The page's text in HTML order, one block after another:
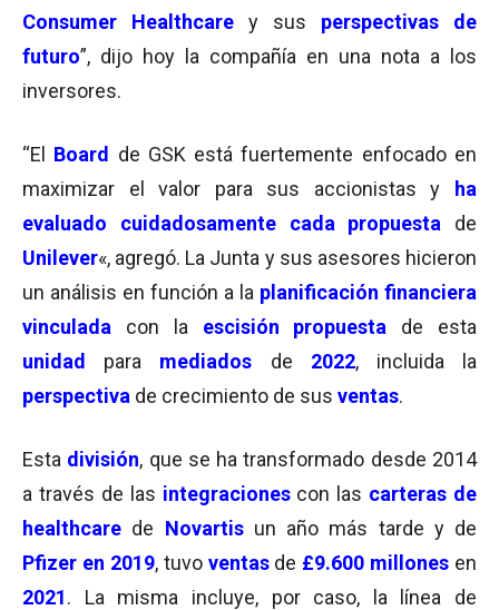
Consumer Healthcare y sus perspectivas de
futuro”, dijo hoy la compañía en una nota a los
inversores.
“El Board
de GSK está fuertemente enfocado en
maximizar el valor para sus accionistas y
ha
evaluado cuidadosamente cada propuesta de
Unilever«, agregó. La Junta y sus asesores hicieron
un análisis en función a la planificación financiera
vinculada con la escisión propuesta
de esta
unidad para mediados de 2022, incluida la
perspectiva de crecimiento de sus ventas.
Esta división, que se ha transformado desde 2014
a través de las integracionescon las carteras de
healthcare de Novartis un año más tarde y de
Pfizer en 2019, tuvo ventasde £9.600 millones en
2021. La misma incluye, por caso, la línea de